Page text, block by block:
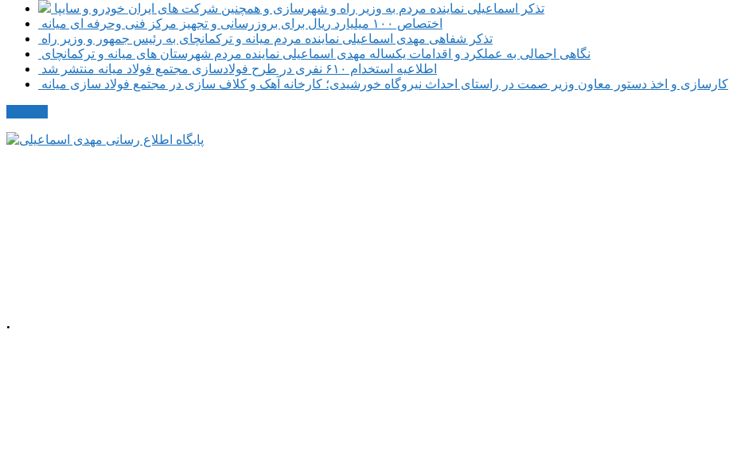
تذکر اسماعیلی نماینده مردم به وزیر راه و شهرسازی و همچنین شرکت های ایران خودرو و سایپا
اختصاص ۱۰۰ میلیارد ریال برای بروزرسانی و تجهیز مرکز فنی وحرفه ای میانه
تذکر شفاهی مهدی اسماعیلی نماینده مردم میانه و ترکمانچای به رئیس جمهور و وزیر راه
نگاهی اجمالی به عملکرد و اقدامات یکساله مهدی اسماعیلی نماینده مردم شهرستان های میانه و ترکمانچای
اطلاعیه استخدام ۶۱۰ نفری در طرح فولادسازی مجتمع فولاد میانه منتشر شد
کارسازی و اخذ دستور معاون وزیر صمت در راستای احداث نیروگاه خورشیدی؛ کارخانه آهک و کلاف سازی در مجتمع فولاد سازی میانه
.